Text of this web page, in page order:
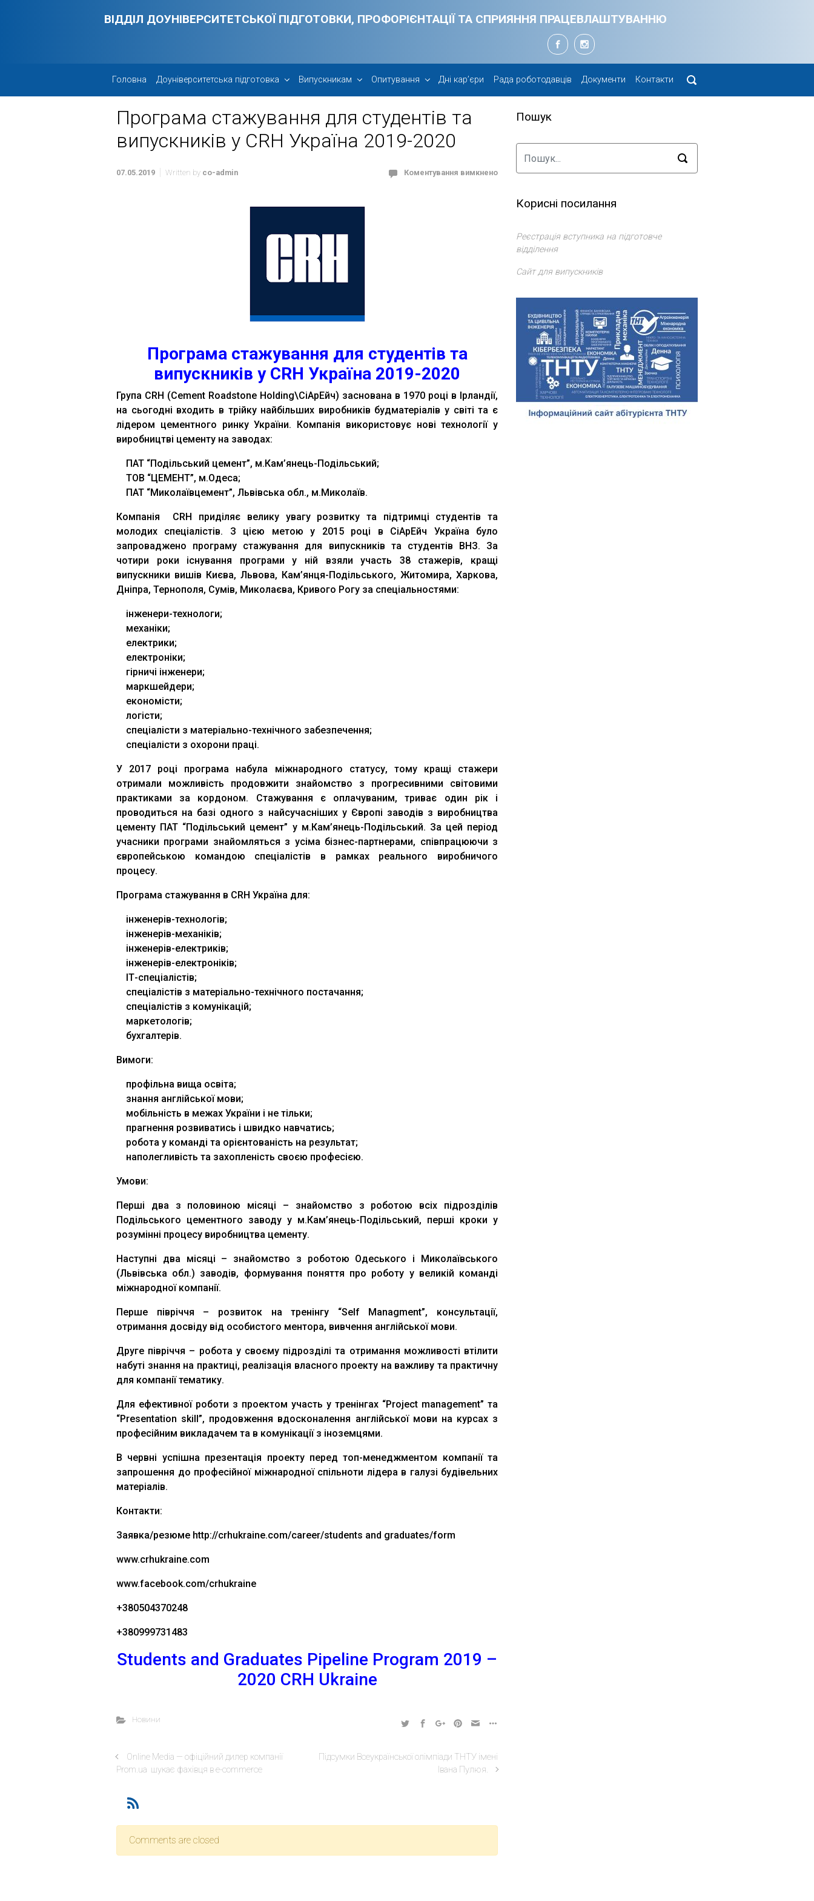
ВІДДІЛ ДОУНІВЕРСИТЕТСЬКОЇ ПІДГОТОВКИ, ПРОФОРІЄНТАЦІЇ ТА СПРИЯННЯ ПРАЦЕВЛАШТУВАННЮ
Головна Доуніверситетська підготовка Випускникам Опитування Дні кар’єри Рада роботодавців Документи Контакти
Програма стажування для студентів та
випускників у CRH Україна 2019-2020
07.05.2019 Written by co-admin Коментування вимкнено
Програма стажування для студентів та
випускників у CRH Україна 2019-2020
Група CRH (Cement Roadstone Holding\CiApEйч) заснована в 1970 році в Ірландії,
на сьогодні входить в трійку найбільших виробників будматеріалів у світі та є
лідером цементного ринку України. Компанія використовує нові технології у
виробництві цементу на заводах:
ПАТ “Подільський цемент”, м.Кам’янець-Подільський;
ТОВ “ЦЕМЕНТ”, м.Одеса;
ПАТ “Миколаївцемент”, Львівська обл., м.Миколаїв.
Компанія
CRH приділяє велику увагу розвитку та підтримці студентів та
молодих спеціалістів. З цією метою у 2015 році в CiApEйч Україна було
запроваджено програму стажування для випускників та студентів ВНЗ. За
чотири роки існування програми у ній взяли участь 38 стажерів, кращі
випускники вишів Києва, Львова, Кам’янця-Подільського, Житомира, Харкова,
Дніпра, Тернополя, Сумів, Миколаєва, Кривого Рогу за спеціальностями:
інженери-технологи;
механіки;
електрики;
електроніки;
гірничі інженери;
маркшейдери;
економісти;
логісти;
спеціалісти з матеріально-технічного забезпечення;
спеціалісти з охорони праці.
У 2017 році програма набула міжнародного статусу, тому кращі стажери
отримали можливість продовжити знайомство з прогресивними світовими
практиками за кордоном. Стажування є оплачуваним, триває один рік і
проводиться на базі одного з найсучасніших у Європі заводів з виробництва
цементу ПАТ “Подільський цемент” у м.Кам’янець-Подільський. За цей період
учасники програми знайомляться з усіма бізнес-партнерами, співпрацюючи з
європейською командою спеціалістів в рамках реального виробничого
процесу.
Програма стажування в CRH Україна для:
інженерів-технологів;
інженерів-механіків;
інженерів-електриків;
інженерів-електроніків;
ІТ-спеціалістів;
спеціалістів з матеріально-технічного постачання;
спеціалістів з комунікацій;
маркетологів;
бухгалтерів.
Вимоги:
профільна вища освіта;
знання англійської мови;
мобільність в межах України і не тільки;
прагнення розвиватись і швидко навчатись;
робота у команді та орієнтованість на результат;
наполегливість та захопленість своєю професією.
Умови:
Перші два з половиною місяці – знайомство з роботою всіх підрозділів
Подільського цементного заводу у м.Кам’янець-Подільський, перші кроки у
розумінні процесу виробництва цементу.
Наступні два місяці – знайомство з роботою Одеського і Миколаївського
(Львівська обл.) заводів, формування поняття про роботу у великій команді
міжнародної компанії.
Перше півріччя – розвиток на тренінгу “Self Managment”, консультації,
отримання досвіду від особистого ментора, вивчення англійської мови.
Друге півріччя – робота у своєму підрозділі та отримання можливості втілити
набуті знання на практиці, реалізація власного проекту на важливу та практичну
для компанії тематику.
Для ефективної роботи з проектом участь у тренінгах “Project management” та
“Presentation skill”, продовження вдосконалення англійської мови на курсах з
професійним викладачем та в комунікації з іноземцями.
В червні успішна презентація проекту перед топ-менеджментом компанії та
запрошення до професійної міжнародної спільноти лідера в галузі будівельних
матеріалів.
Контакти:
Заявка/резюме http://crhukraine.com/career/students and graduates/form
www.crhukraine.com
www.facebook.com/crhukraine
+380504370248
+380999731483
Students and Graduates Pipeline Program 2019 –
2020 CRH Ukraine
Новини
Online Media — офіційний дилер компанії
Prom.ua шукає фахівця в e-commerce
Підсумки Всеукраїнської олімпіади ТНТУ імені
Івана Пулюя.
Comments are closed
Пошук
Корисні посилання
Реєстрація вступника на підготовче
відділення
Сайт для випускників
Відділ доуніверситетської підготовки, профорієнтації та сприяння працевлаштуванню